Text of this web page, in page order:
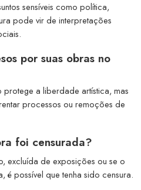
sensíveis como política,
pode vir de interpretações
por suas obras no
protege a liberdade artística, mas
processos ou remoções de
foi censurada?
excluída de exposições ou se o
é possível que tenha sido censura.